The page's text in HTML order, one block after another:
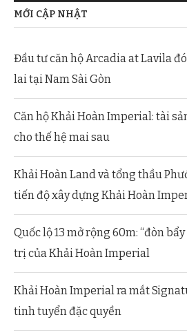
MỚI CẬP NHẬT
Đầu tư căn hộ Arcadia at Lavila
lai tại Nam Sài Gòn
Căn hộ Khải Hoàn Imperial: tài
cho thế hệ mai sau
Khải Hoàn Land và tổng thầu
tiến độ xây dựng Khải Hoàn
Quốc lộ 13 mở rộng 60m: “đòn
trị của Khải Hoàn Imperial
Khải Hoàn Imperial ra mắt
tinh tuyển đặc quyền